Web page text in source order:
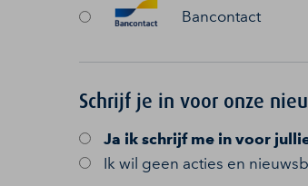
Bancontact
Schrijf je in voor onze
Ja ik schrijf me in voor
Ik wil geen acties en